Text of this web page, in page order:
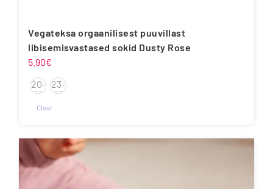
Vegateksa orgaanilisest puuvillast
libisemisvastased sokid Dusty Rose
5.90€
20-
22
23-
26
Clear
tootel
on
mitu
varianti.